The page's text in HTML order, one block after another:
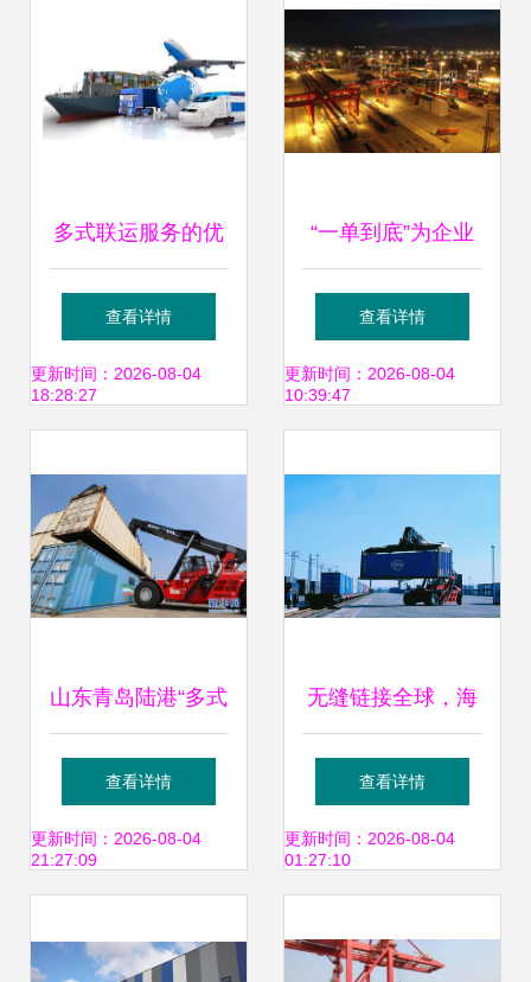
多式联运服务的优
势与发展趋势
查看详情
更新时间：2026-08-04
18:28:27
“一单到底”为企业
出海降本30%，宁
波舟山港书写多式
查看详情
更新时间：2026-08-04
10:39:47
山东青岛陆港“多式
联运”助力企业产销
畅通
查看详情
更新时间：2026-08-04
21:27:09
无缝链接全球，海
铁联运领航——中
远海控多式联运解
查看详情
更新时间：2026-08-04
01:27:10